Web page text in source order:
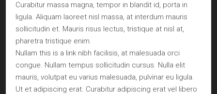
Curabitur massa magna, tempor in blandit id, porta in
ligula. Aliquam laoreet nisl massa, at interdum mauris
sollicitudin et. Mauris risus lectus, tristique at nisl at,
pharetra tristique enim.
Nullam this is a link nibh facilisis, at malesuada orci
congue. Nullam tempus sollicitudin cursus. Nulla elit
mauris, volutpat eu varius malesuada, pulvinar eu ligula.
Ut et adipiscing erat. Curabitur adipiscing erat vel libero